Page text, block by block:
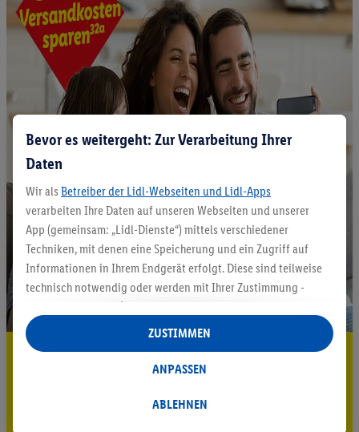
5.95 € Versand sparen³²ᵃ
Bevor es weitergeht: Zur Verarbeitung Ihrer
Daten
Wir als Betreiber der Lidl-Webseiten und Lidl-Apps
verarbeiten Ihre Daten auf unseren Webseiten und unserer
App (gemeinsam: „Lidl-Dienste“) mittels verschiedener
Techniken, mit denen eine Speicherung und ein Zugriff auf
Informationen in Ihrem Endgerät erfolgt. Diese sind teilweise
technisch notwendig oder werden mit Ihrer Zustimmung -
auch durch Partner (u.a.
Verantwortliche; im Zusammenhang mit dem IAB TCF
insgesamt
Statistik-Erstellung oder für personalisierte Werbung
Datenverarbeitungen für personalisierte Werbung werden
ABLEHNEN
ANPASSEN
ZUSTIMMEN